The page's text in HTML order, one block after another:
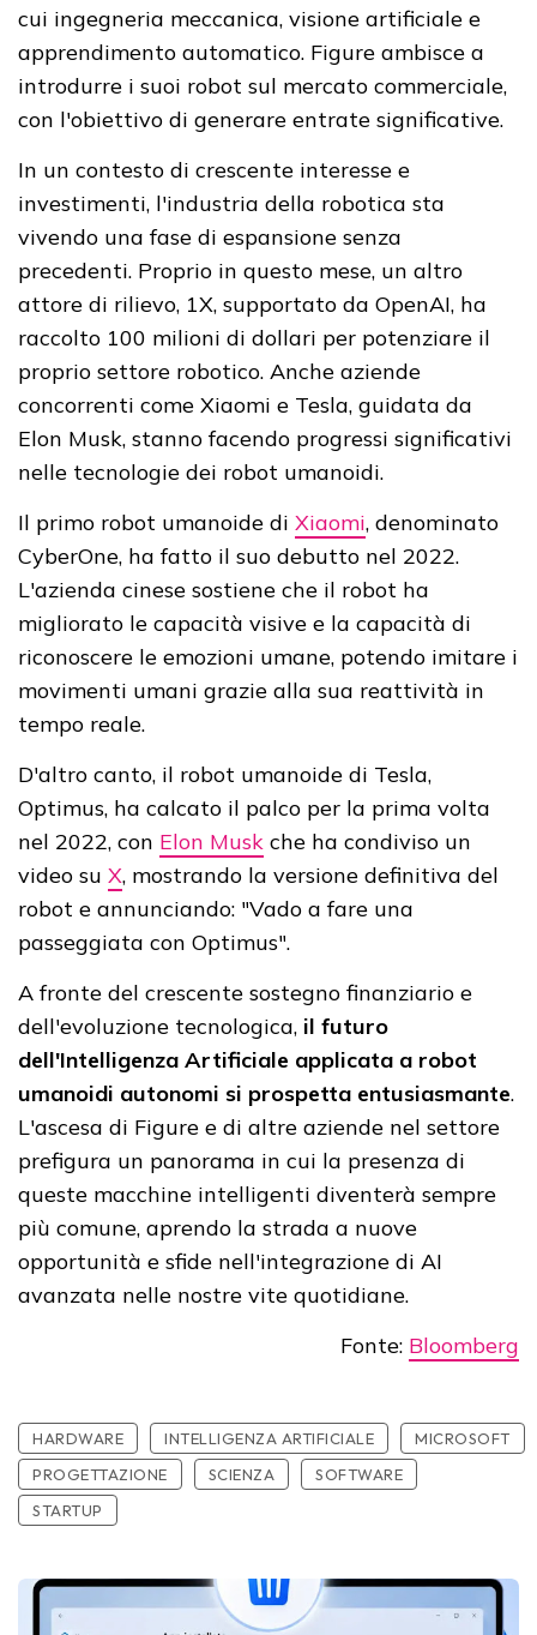
cui ingegneria meccanica, visione artificiale e
apprendimento automatico. Figure ambisce a
introdurre i suoi robot sul mercato commerciale,
con l'obiettivo di generare entrate significative.
In un contesto di crescente interesse e
investimenti, l'industria della robotica sta
vivendo una fase di espansione senza
precedenti. Proprio in questo mese, un altro
attore di rilievo, 1X, supportato da OpenAI, ha
raccolto 100 milioni di dollari per potenziare il
proprio settore robotico. Anche aziende
concorrenti come Xiaomi e Tesla, guidata da
Elon Musk, stanno facendo progressi significativi
nelle tecnologie dei robot umanoidi.
Il primo robot umanoide di Xiaomi, denominato
CyberOne, ha fatto il suo debutto nel 2022.
L'azienda cinese sostiene che il robot ha
migliorato le capacità visive e la capacità di
riconoscere le emozioni umane, potendo imitare i
movimenti umani grazie alla sua reattività in
tempo reale.
D'altro canto, il robot umanoide di Tesla,
Optimus, ha calcato il palco per la prima volta
nel 2022, con Elon Musk che ha condiviso un
video su X, mostrando la versione definitiva del
robot e annunciando: "Vado a fare una
passeggiata con Optimus".
A fronte del crescente sostegno finanziario e
dell'evoluzione tecnologica, il futuro
dell'Intelligenza Artificiale applicata a robot
umanoidi autonomi si prospetta entusiasmante.
L'ascesa di Figure e di altre aziende nel settore
prefigura un panorama in cui la presenza di
queste macchine intelligenti diventerà sempre
più comune, aprendo la strada a nuove
opportunità e sfide nell'integrazione di AI
avanzata nelle nostre vite quotidiane.
Fonte: Bloomberg
HARDWARE INTELLIGENZA ARTIFICIALE
MICROSOFT
PROGETTAZIONE
SCIENZA
SOFTWARE
STARTUP